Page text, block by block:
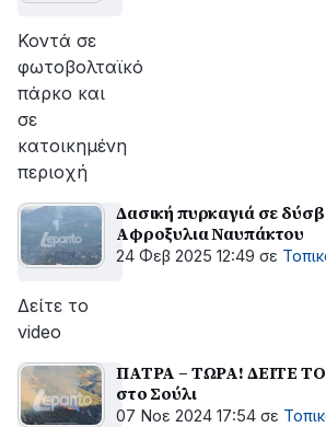
Κοντά σε
φωτοβολταϊκό
πάρκο και
σε
κατοικημένη
περιοχή
Δασική πυρκαγιά σε
Αφροξυλια Ναυπάκτου
24 Φεβ 2025 12:49 σε
Δείτε το
video
ΠΑΤΡΑ – ΤΩΡΑ! ΔΕΙΤΕ
στο Σούλι
07 Νοε 2024 17:54 σε